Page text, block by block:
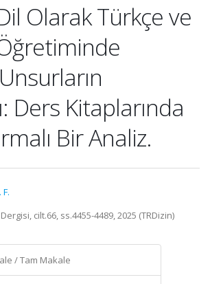
Olarak Türkçe ve
Ders Kitaplarında
Bir Analiz.
F.
cilt.66, ss.4455-4489, 2025 (TRDizin)
/ Tam Makale